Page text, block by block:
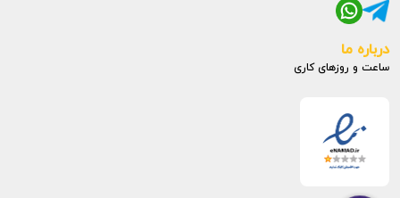
درباره ما
ساعت و روزهای کاری